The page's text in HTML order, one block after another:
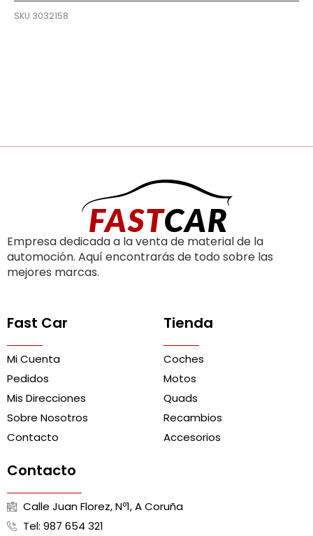
SKU 3032158
Empresa dedicada a la venta de material de la
automoción. Aquí encontrarás de todo sobre las
mejores marcas.
Fast Car
Mi Cuenta
Pedidos
Mis Direcciones
Sobre Nosotros
Contacto
Tienda
Coches
Motos
Quads
Recambios
Accesorios
Contacto
Calle Juan Florez, Nº1, A Coruña
Tel: 987 654 321